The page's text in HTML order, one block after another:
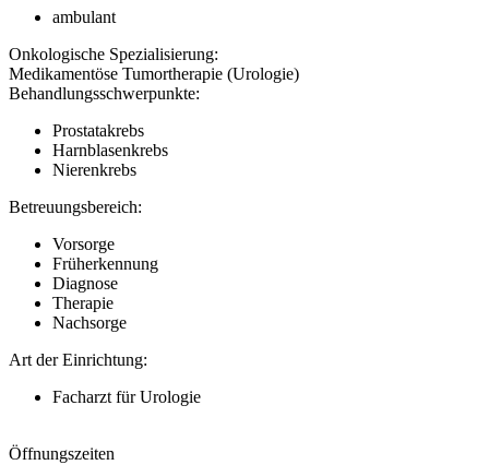
ambulant
Onkologische Spezialisierung:
Medikamentöse Tumortherapie (Urologie)
Behandlungsschwerpunkte:
Prostatakrebs
Harnblasenkrebs
Nierenkrebs
Betreuungsbereich:
Vorsorge
Früherkennung
Diagnose
Therapie
Nachsorge
Art der Einrichtung:
Facharzt für Urologie
Öffnungszeiten